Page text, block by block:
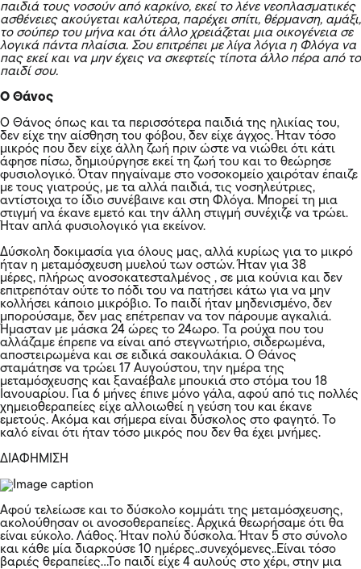
παιδιά τους νοσούν από καρκίνο, εκεί το λένε νεοπλασματικές
ασθένειες ακούγεται καλύτερα, παρέχει σπίτι, θέρμανση, αμάξι,
το σούπερ του μήνα και ότι άλλο χρειάζεται μια οικογένεια σε
λογικά πάντα πλαίσια. Σου επιτρέπει με λίγα λόγια η Φλόγα να
πας εκεί και να μην έχεις να σκεφτείς τίποτα άλλο πέρα από το
παιδί σου.
Ο Θάνος
Ο Θάνος όπως και τα περισσότερα παιδιά της ηλικίας του,
δεν είχε την αίσθηση του φόβου, δεν είχε άγχος. Ήταν τόσο
μικρός που δεν είχε άλλη ζωή πριν ώστε να νιώθει ότι κάτι
άφησε πίσω, δημιούργησε εκεί τη ζωή του και το θεώρησε
φυσιολογικό. Όταν πηγαίναμε στο νοσοκομείο χαιρόταν έπαιζε
με τους γιατρούς, με τα αλλά παιδιά, τις νοσηλεύτριες,
αντίστοιχα το ίδιο συνέβαινε και στη Φλόγα. Μπορεί τη μια
στιγμή να έκανε εμετό και την άλλη στιγμή συνέχιζε να τρώει.
Ήταν απλά φυσιολογικό για εκείνον.
Δύσκολη δοκιμασία για όλους μας, αλλά κυρίως για το μικρό
ήταν η μεταμόσχευση μυελού των οστών. Ήταν για 38
μέρες, πλήρως ανοσοκατεσταλμένος , σε μια κούνια και δεν
επιτρεπόταν ούτε το πόδι του να πατήσει κάτω για να μην
κολλήσει κάποιο μικρόβιο. Το παιδί ήταν μηδενισμένο, δεν
μπορούσαμε, δεν μας επέτρεπαν να τον πάρουμε αγκαλιά.
Ήμασταν με μάσκα 24 ώρες το 24ωρο. Τα ρούχα που του
αλλάζαμε έπρεπε να είναι από στεγνωτήριο, σιδερωμένα,
αποστειρωμένα και σε ειδικά σακουλάκια. Ο Θάνος
σταμάτησε να τρώει 17 Αυγούστου, την ημέρα της
μεταμόσχευσης και ξαναέβαλε μπουκιά στο στόμα του 18
Ιανουαρίου. Για 6 μήνες έπινε μόνο γάλα, αφού από τις πολλές
χημειοθεραπείες είχε αλλοιωθεί η γεύση του και έκανε
εμετούς. Ακόμα και σήμερα είναι δύσκολος στο φαγητό. Το
καλό είναι ότι ήταν τόσο μικρός που δεν θα έχει μνήμες.
ΔΙΑΦΗΜΙΣΗ
Αφού τελείωσε και το δύσκολο κομμάτι της μεταμόσχευσης,
ακολούθησαν οι ανοσοθεραπείες. Αρχικά θεωρήσαμε ότι θα
είναι εύκολο. Λάθος. Ήταν πολύ δύσκολα. Ήταν 5 στο σύνολο
και κάθε μία διαρκούσε 10 ημέρες..συνεχόμενες..Είναι τόσο
βαριές θεραπείες…Το παιδί είχε 4 αυλούς στο χέρι, στην μια